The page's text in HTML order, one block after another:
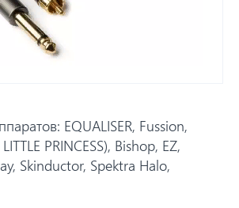
EQUALISER, Fussion,
PRINCESS), Bishop, EZ,
Skinductor, Spektra Halo,